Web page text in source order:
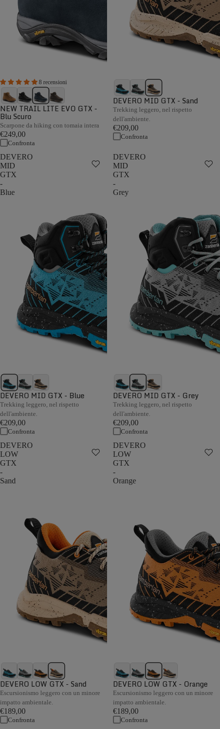
8 recensioni
NEW TRAIL LITE EVO GTX -
Blu Scuro
Scarpone da hiking con tomaia intera
€249,00
Confronta
DEVERO MID GTX - Sand
Trekking leggero, nel rispetto
dell'ambiente.
€209,00
Confronta
DEVERO
MID
GTX
-
Blue
DEVERO MID GTX - Blue
Trekking leggero, nel rispetto
dell'ambiente.
€209,00
Confronta
DEVERO
MID
GTX
-
Grey
DEVERO MID GTX - Grey
Trekking leggero, nel rispetto
dell'ambiente.
€209,00
Confronta
DEVERO
LOW
GTX
-
Sand
DEVERO LOW GTX - Sand
Escursionismo leggero con un minore
impatto ambientale.
€189,00
Confronta
DEVERO
LOW
GTX
-
Orange
DEVERO LOW GTX - Orange
Escursionismo leggero con un minore
impatto ambientale.
€189,00
Confronta